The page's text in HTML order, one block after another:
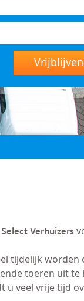
Select Verhuizers
tijdelijk worden
toeren uit
u veel vrije tijd